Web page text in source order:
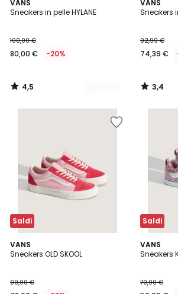
VANS
Sneakers in pelle HYLANE
100,00 €
80,00 € -20%
4,5
/ 5
2
Colori
4,5
/
VANS
Sneakers
92,99 €
74,39 €
3,4
/ 5
3,4
/
Saldi
VANS
Sneakers OLD SKOOL
90,00 €
4,9
/ 5
2
Colori
Saldi
VANS
Sneakers
70,00 €